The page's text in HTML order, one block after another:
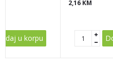
u korpu
2,16 KM